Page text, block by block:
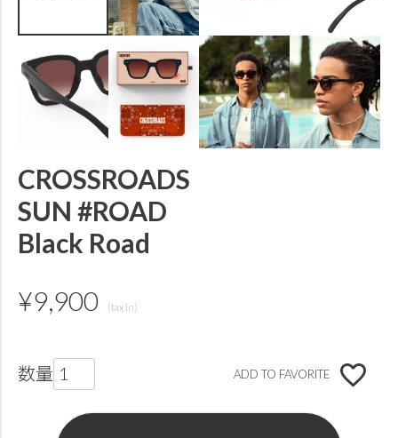
CROSSROADS
SUN #ROAD
Black Road
¥9,900
ADD TO FAVORITE